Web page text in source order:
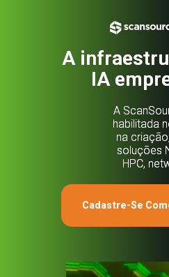
A
IA
A
habilitada
na
soluções
HPC,
Cadastre-Se